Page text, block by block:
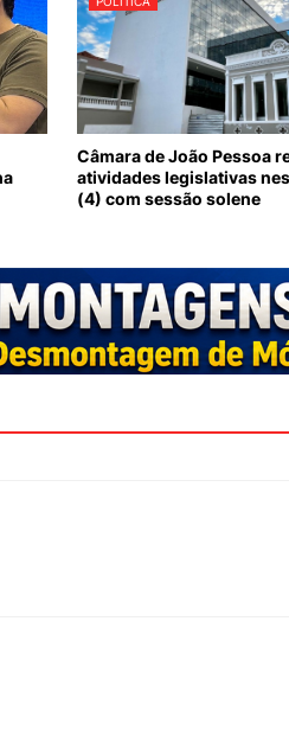
Câmara de João Pessoa
atividades legislativas
(4) com sessão solene